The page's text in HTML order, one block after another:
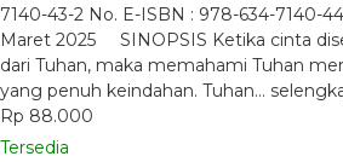
7140-43-2 No. E-ISBN : 978-634-7140-
Maret 2025 SINOPSIS Ketika cinta
dari Tuhan, maka memahami Tuhan
yang penuh keindahan. Tuhan…
Rp 88.000
Tersedia